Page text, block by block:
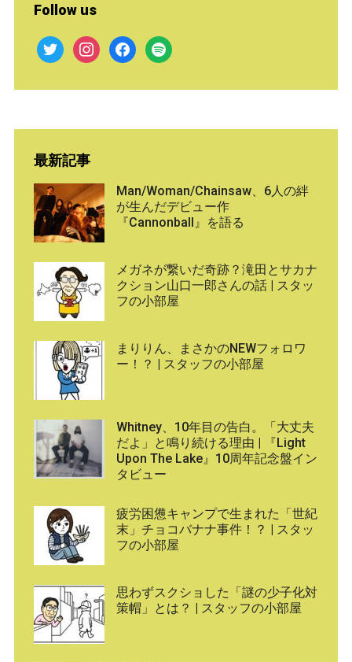
Follow us
twitter instagramfacebook
spotify
最新記事
Man/Woman/Chainsaw、6人の絆
が生んだデビュー作
『Cannonball』を語る
メガネが繋いだ奇跡？滝田とサカナ
クション山口一郎さんの話 | スタッ
フの小部屋
まりりん、まさかのNEWフォロワ
ー！？ | スタッフの小部屋
Whitney、10年目の告白。「大丈夫
だよ」と鳴り続ける理由 | 『Light
Upon The Lake』10周年記念盤イン
タビュー
疲労困憊キャンプで生まれた「世紀
末」チョコバナナ事件！？ | スタッ
フの小部屋
思わずスクショした「謎の少子化対
策帽」とは？ | スタッフの小部屋